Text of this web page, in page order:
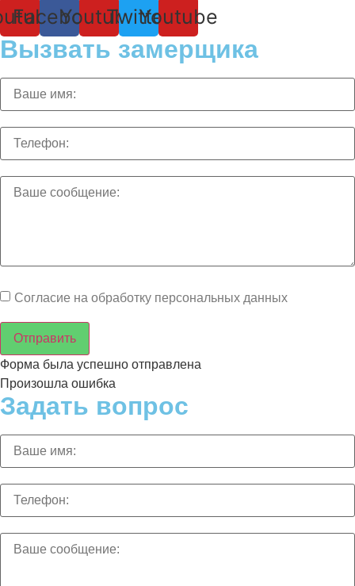
Facebook
YoutubeTwitterYoutube
Вызвать замерщика
Согласие на обработку персональных данных
Отправить
Форма была успешно отправлена
Произошла ошибка
Задать вопрос